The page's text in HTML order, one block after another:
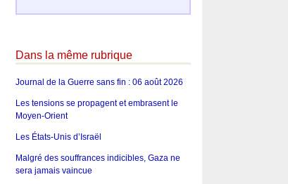
Dans la même rubrique
Journal de la Guerre sans fin : 06 août 2026
Les tensions se propagent et embrasent le
Moyen-Orient
Les États-Unis d’Israël
Malgré des souffrances indicibles, Gaza ne
sera jamais vaincue